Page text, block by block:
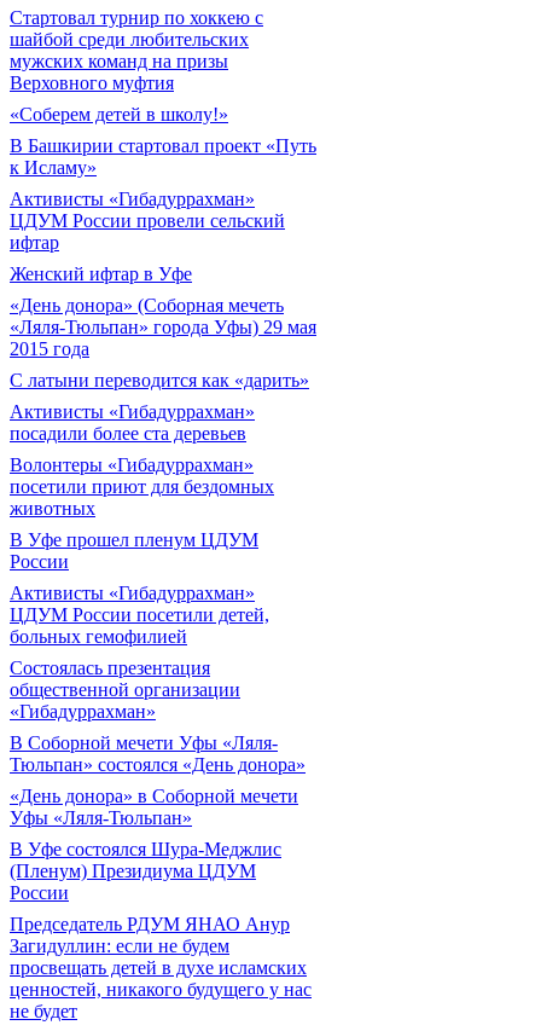
Cтартовал турнир по хоккею с
шайбой среди любительских
мужских команд на призы
Верховного муфтия
«Соберем детей в школу!»
В Башкирии стартовал проект «Путь
к Исламу»
Активисты «Гибадуррахман»
ЦДУМ России провели сельский
ифтар
Женский ифтар в Уфе
«День донора» (Соборная мечеть
«Ляля-Тюльпан» города Уфы) 29 мая
2015 года
С латыни переводится как «дарить»
Активисты «Гибадуррахман»
посадили более ста деревьев
Волонтеры «Гибадуррахман»
посетили приют для бездомных
животных
В Уфе прошел пленум ЦДУМ
России
Активисты «Гибадуррахман»
ЦДУМ России посетили детей,
больных гемофилией
Состоялась презентация
общественной организации
«Гибадуррахман»
В Соборной мечети Уфы «Ляля-
Тюльпан» состоялся «День донора»
«День донора» в Соборной мечети
Уфы «Ляля-Тюльпан»
В Уфе состоялся Шура-Меджлис
(Пленум) Президиума ЦДУМ
России
Председатель РДУМ ЯНАО Анур
Загидуллин: если не будем
просвещать детей в духе исламских
ценностей, никакого будущего у нас
не будет